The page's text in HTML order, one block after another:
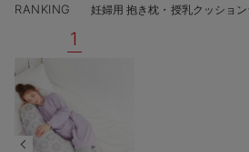
産後 ガードル インナー
マタニティ 腹巻き
Tシャツブラ
ブラトップ
親子セット
快適機能ウェア特集 トップス
RANKING 妊婦用 抱き枕・授乳クッショ
1